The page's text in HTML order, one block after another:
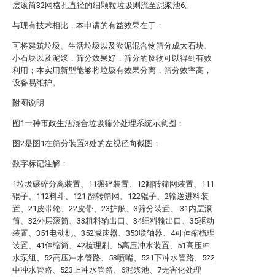
层滚筒32网格孔直径的细颗粒垃圾则流至泥浆池6。
与现有技术相比，本申请的有益效果在于：
可将建筑垃圾、生活垃圾以及淤泥混合物筛分成大石块、
小石块以及泥浆，筛分效果好，筛分的废物可以得到有效
利用；本实用新型能够将垃圾有效果分离，筛分效率高，
设备易维护。
附图说明
图1一种市政生活混合垃圾筛分处理系统示意图；
图2是图1在筛分装置3处的左视径向截图；
数字标记注解：
1垃圾碾碎分离装置、11碾碎装置、12翻转筛网装置、111
辊子、112料斗、121 翻转筛网、122辊子、2输送进料装
置、21皮带轮、22皮带、23护舷、3筛分装置、 31内层滚
筒、32外层滚筒、33粗料输出口、34细料输出口、35驱动
装置、351电动机、352减速器、353联轴器、4可伸缩梳理
装置、41伸缩筒、42梳理刷、5高压冲水装置、51高压冲
水泵组、52高压冲水管路、53喷嘴、521下冲水管路、522
中冲水管路、523上冲水管路、6泥浆池、7无害化处理